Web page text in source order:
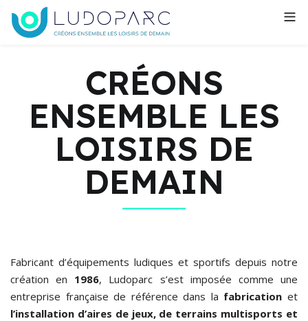
CRÉONS
ENSEMBLE LES
LOISIRS DE
DEMAIN
Fabricant d’équipements ludiques et sportifs depuis notre
création en 1986, Ludoparc s’est imposée comme une
entreprise française de référence dans la fabrication et
l’installation d’aires de jeux, de terrains multisports et